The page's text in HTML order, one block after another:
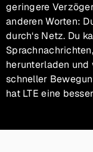
geringere
anderen Worten:
durch‘s Netz. Du
herunterladen und
schneller
hat LTE eine